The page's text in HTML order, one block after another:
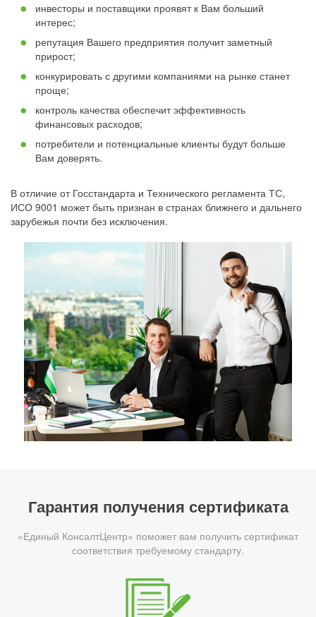
инвесторы и поставщики проявят к Вам больший
интерес;
репутация Вашего предприятия получит заметный
прирост;
конкурировать с другими компаниями на рынке станет
проще;
контроль качества обеспечит эффективность
финансовых расходов;
потребители и потенциальные клиенты будут больше
Вам доверять.
В отличие от Госстандарта и Технического регламента ТС,
ИСО 9001 может быть признан в странах ближнего и дальнего
зарубежья почти без исключения.
Гарантия получения сертификата
«Единый КонсалтЦентр» поможет вам получить сертификат
соответствия требуемому стандарту.